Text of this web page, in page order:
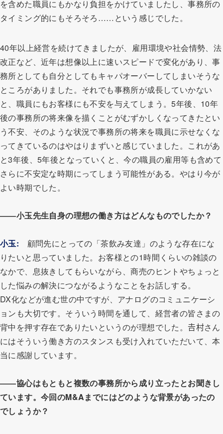
を含めた職員にもかなり負担をかけていましたし、事務所の
タイミング的にもそろそろ……という感じでした。
40年以上経営を続けてきましたが、雇用環境や社会情勢、法
改正など、近年は想像以上に速いスピードで変化があり、事
務所としても自分としてもキャパオーバーしてしまいそうな
ところがありました。それでも事務所が成長していかない
と、職員にもお客様にも不安を与えてしまう。5年後、10年
後の事務所の将来像を描くことがむずかしくなってきたとい
う不安、そのような状況で事務所の将来を職員に示せなくな
ってきているのはやはりまずいと感じていました。これがあ
と3年後、5年後となっていくと、今の職員の雇用等も含めて
さらに不安定な時期にってしまう可能性がある。やはり今が
よい時期でした。
――小玉先生自身の理想の働き方はどんなものでしたか？
小玉: 顧問先にとっての「茶飲み友達」のような存在にな
りたいと思っていました。お客様との1時間くらいの雑談の
なかで、息抜きしてもらいながら、商売のヒントやちょっと
した悩みの解決につながるようなことをお話しする。
DX化などが進む世の中ですが、アナログのコミュニケーシ
ョンも大切です。そういう時間を通して、経営者の皆さまの
背中を押す存在でありたいというのが理想でした。𠮷村さん
にはそういう働き方のスタンスも受け入れていただいて、本
当に感謝しています。
――協心はもともと複数の事務所から成り立ったとお聞きし
ています。今回のM&Aまでにはどのような背景があったの
でしょうか？